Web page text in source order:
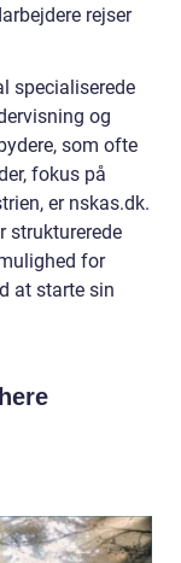
rejser
specialiserede
og
som ofte
fokus på
er nskas.dk.
strukturerede
for
at starte sin